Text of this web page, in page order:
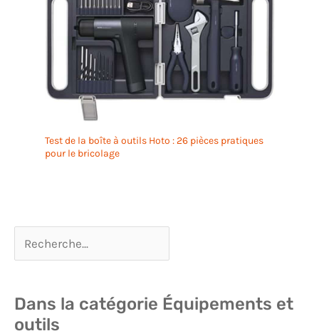
Test de la boîte à outils Hoto : 26 pièces pratiques
pour le bricolage
Dans la catégorie Équipements et
outils